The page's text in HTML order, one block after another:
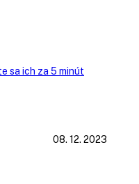
sa ich za 5 minút
08. 12. 2023